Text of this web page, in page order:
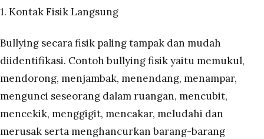
1. Kontak Fisik Langsung
Bullying secara fisik paling tampak dan mudah
diidentifikasi. Contoh bullying fisik yaitu memukul,
mendorong, menjambak, menendang, menampar,
mengunci seseorang dalam ruangan, mencubit,
mencekik, menggigit, mencakar, meludahi dan
merusak serta menghancurkan barang-barang